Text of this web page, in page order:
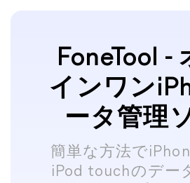
FoneTool -
インワン
ータ管理
簡単な方法で
iPod touchのデー